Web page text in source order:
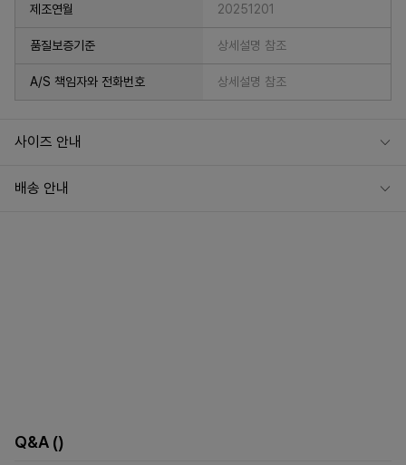
제조연월 20251201
품질보증기준 상세설명 참조
A/S 책임자와 전화번호 상세설명 참조
사이즈 안내
배송 안내
Q&A ()